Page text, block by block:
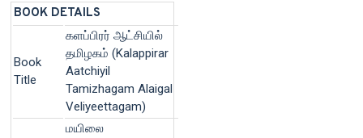
BOOK DETAILS
Book
Title
களப்பிரர் ஆட்சியில்
தமிழகம் (Kalappirar
Aatchiyil
Tamizhagam Alaigal
Veliyeettagam)
மயிலை